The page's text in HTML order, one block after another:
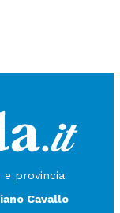
e provincia
Cavallo